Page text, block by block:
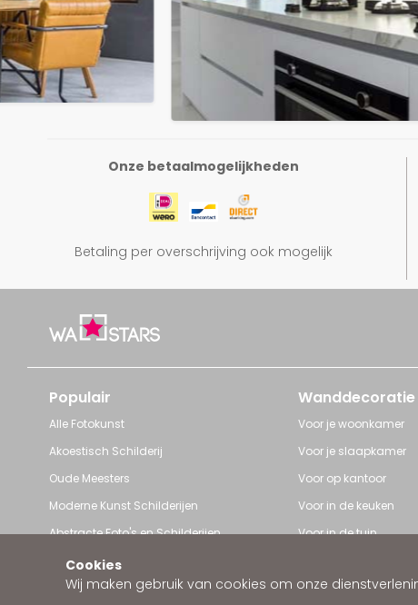
Cookies
Wij maken gebruik van cookies om onze
Onze betaalmogelijkheden
Betaling per overschrijving ook mogelijk
Populair
Alle Fotokunst
Akoestisch Schilderij
Oude Meesters
Moderne Kunst Schilderijen
Abstracte Foto's en Schilderijen
Pop Art schilderijen
Art Frame van Wallstars
Wanddecoratie
Voor je woonkamer
Voor je slaapkamer
Voor op kantoor
Voor in de keuken
Voor in de tuin
Zakelijke